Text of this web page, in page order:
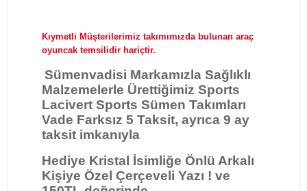
Kıymetli Müşterilerimiz takımımızda bulunan araç
oyuncak temsilidir hariçtir.
Sümenvadisi Markamızla Sağlıklı
Malzemelerle Ürettiğimiz Sports
Lacivert Sports Sümen Takımları
Vade Farksız 5 Taksit, ayrıca 9 ay
taksit imkanıyla
Hediye Kristal İsimliğe Önlü Arkalı
Kişiye Özel Çerçeveli Yazı ! ve